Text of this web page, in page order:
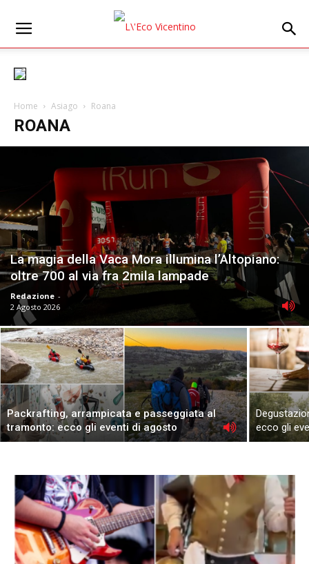
Home Asiago Roana
ROANA
La magia della Vaca Mora illumina l’Altopiano:
oltre 700 al via fra 2mila lampade
Redazione -
2 Agosto 2026
Packrafting, arrampicata e passeggiata al
tramonto: ecco gli eventi di agosto
ecco gli